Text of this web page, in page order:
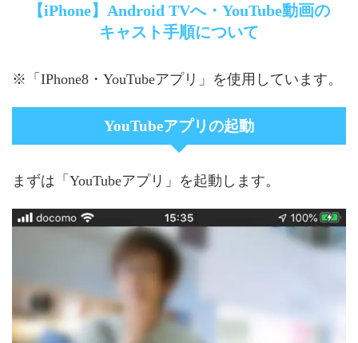
【iPhone】Android TVへ・YouTube動画の
キャスト手順について
※「IPhone8・YouTubeアプリ」を使用しています。
YouTubeアプリの起動
まずは「YouTubeアプリ」を起動します。